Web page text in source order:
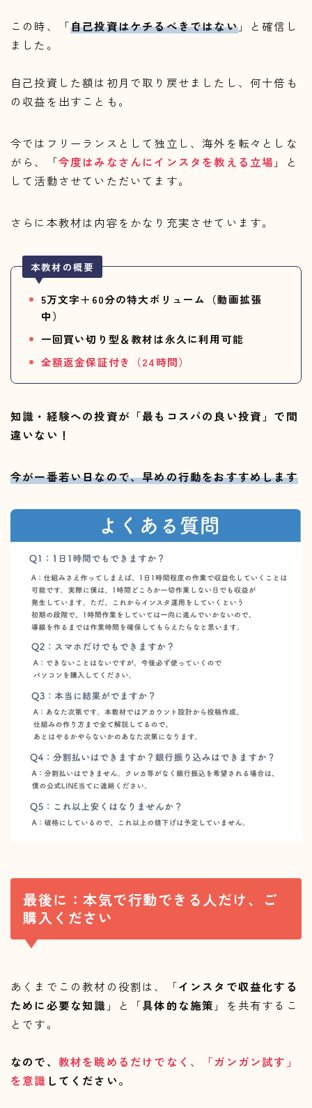
Follow Me
この時、「自己投資はケチるべきではない」と確信し
ました。
自己投資した額は初月で取り戻せましたし、何十倍も
の収益を出すことも。
今ではフリーランスとして独立し、海外を転々としな
がら、「今度はみなさんにインスタを教える立場 」と
して活動させていただいてます。
さらに本教材は内容をかなり充実させています。
本教材の概要
5万文字＋60分の特大ボリューム（動画拡張
中）
一回買い切り型＆教材は永久に利用可能
全額返金保証付き（24時間）
知識・経験への投資が「最もコスパの良い投資」で間
違いない！
今が一番若い日なので、早めの行動をおすすめします
最後に：本気で行動できる人だけ、ご
購入ください
あくまでこの教材の役割は、「インスタで収益化する
ために必要な知識 」と「具体的な施策 」を共有するこ
とです。
なので、 教材を眺めるだけでなく、「ガンガン試す」
を意識 してください。